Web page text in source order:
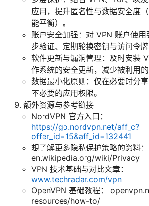
应用，提升匿名性与数据安全度
能平衡）。
账户安全加强：对 VPN 账户使用
步验证、定期轮换密钥与访问令牌
软件更新与漏洞管理：及时安装
作系统的安全更新，减少被利用的
数据最小化原则：仅在必要时分
不必要的应用权限。
额外资源与参考链接
NordVPN 官方入口：
https://go.nordvpn.net/aff_c?
offer_id=15&aff_id=132441
想了解更多隐私保护策略的资料：
en.wikipedia.org/wiki/Privacy
VPN 技术基础与对比文章：
www.techradar.com/vpn
OpenVPN 基础教程：
resources/how-to/